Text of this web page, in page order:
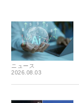
ニュース
2026.08.03